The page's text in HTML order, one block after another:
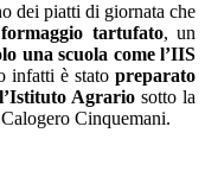
dei piatti di giornata che
formaggio tartufato, un
una scuola come l’IIS
infatti è statopreparato
Agrariosotto la
Cinquemani.